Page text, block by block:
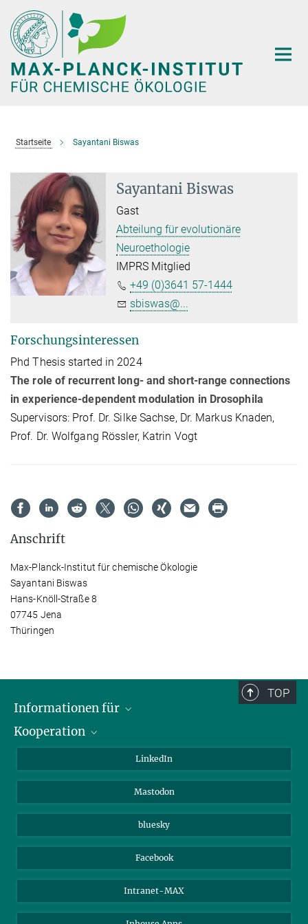
Hauptinhalt
Startseite Sayantani Biswas
Sayantani Biswas
Gast
Abteilung für evolutionäre
Neuroethologie
IMPRS Mitglied
+49 (0)3641 57-1444
sbiswas@...
Forschungsinteressen
Phd Thesis started in 2024
The role of recurrent long- and short-range connections
in experience-dependent modulation in Drosophila
Supervisors: Prof. Dr. Silke Sachse, Dr. Markus Knaden,
Prof. Dr. Wolfgang Rössler, Katrin Vogt
Anschrift
Max-Planck-Institut für chemische Ökologie
Sayantani Biswas
Hans-Knöll-Straße 8
07745 Jena
Thüringen
TOP
Informationen für
Journalisten
Kooperation
Beutenberg Campus e.V.
LinkedIn
Mastodon
bluesky
Facebook
Intranet-MAX